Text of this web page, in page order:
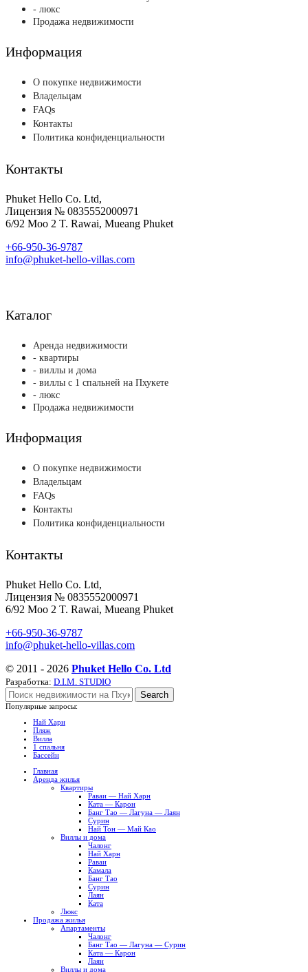
- люкс
Продажа недвижимости
Информация
О покупке недвижимости
Владельцам
FAQs
Контакты
Политика конфиденциальности
Контакты
Phuket Hello Co. Ltd,
Лицензия № 0835552000971
6/92 Moo 2 T. Rawai, Mueang Phuket
+66-950-36-9787
info@phuket-hello-villas.com
Каталог
Аренда недвижимости
- квартиры
- виллы и дома
- виллы с 1 спальней на Пхукете
- люкс
Продажа недвижимости
Информация
О покупке недвижимости
Владельцам
FAQs
Контакты
Политика конфиденциальности
Контакты
Phuket Hello Co. Ltd,
Лицензия № 0835552000971
6/92 Moo 2 T. Rawai, Mueang Phuket
+66-950-36-9787
info@phuket-hello-villas.com
© 2011 - 2026 Phuket Hello Co. Ltd
Разработка: D.I.M. STUDIO
Search
Популярные запросы:
Най Харн
Пляж
Вилла
1 спальня
Бассейн
Главная
Аренда жилья
Квартиры
Раваи — Най Харн
Ката — Карон
Банг Тао — Лагуна — Лаян
Сурин
Най Тон — Май Као
Виллы и дома
Чалонг
Най Харн
Раваи
Камала
Банг Тао
Сурин
Лаян
Ката
Люкс
Продажа жилья
Апартаменты
Чалонг
Банг Тао — Лагуна — Сурин
Ката — Карон
Лаян
Виллы и дома